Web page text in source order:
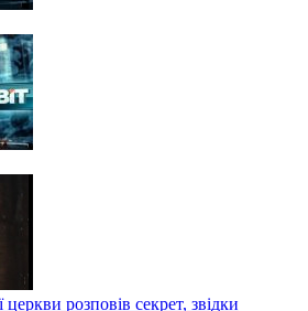
розповів секрет, звідки